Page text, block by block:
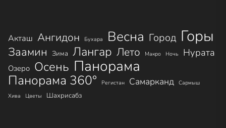
Акташ Ангидон Бухара Весна Город Горы
Заамин Зима Лангар Лето Макро Ночь Нурата
Озеро Осень Панорама
Панорама 360° Регистан Самарканд Сармыш
Хива
Цветы Шахрисабз